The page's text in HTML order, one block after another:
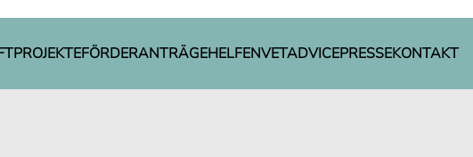
PROJEKTEFÖRDERANTRÄGEHELFENVETADVICEPRESSEKONTAKT